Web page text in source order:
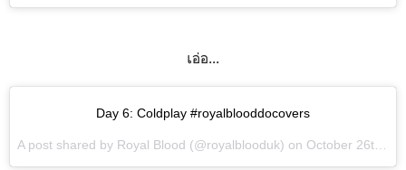
เอ่อ...
Day 6: Coldplay #royalblooddocovers
A post shared by Royal Blood (@royalblooduk) on October 26th 2015